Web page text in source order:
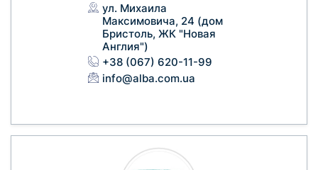
ул. Михаила
Максимовича, 24 (дом
Бристоль, ЖК "Новая
Англия")
+38 (067) 620-11-99
info@alba.com.ua